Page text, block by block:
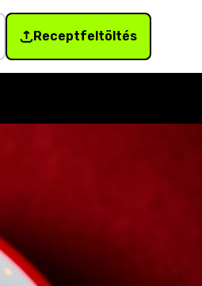
Receptfeltöltés